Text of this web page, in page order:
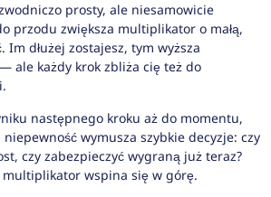
prosty, ale niesamowicie
przodu zwiększa multiplikator o małą,
Im dłużej zostajesz, tym wyższa
ale każdy krok zbliża cię też do
następnego kroku aż do momentu,
niepewność wymusza szybkie decyzje: czy
czy zabezpieczyć wygraną już teraz?
wspina się w górę.